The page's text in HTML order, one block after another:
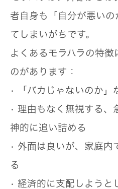
者自身も「自分が悪い
てしまいがちです。
よくあるモラハラの特徴
のがあります：
• 「バカじゃないのか」
• 理由もなく無視する、
神的に追い詰める
• 外面は良いが、家庭内
る
• 経済的に支配しようと